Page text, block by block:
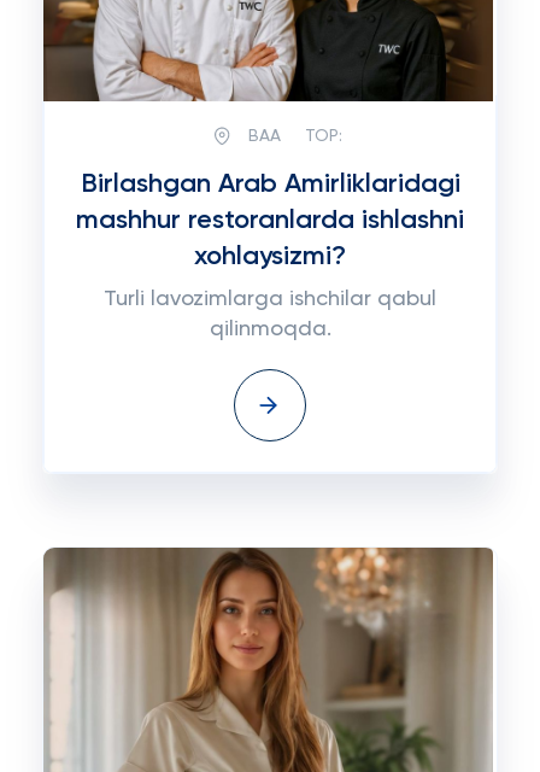
BAA TOP:
Birlashgan Arab Amirliklaridagi
mashhur restoranlarda ishlashni
xohlaysizmi?
Turli lavozimlarga ishchilar qabul
qilinmoqda.